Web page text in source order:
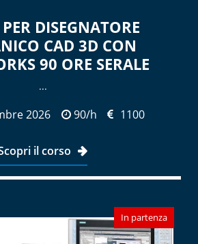
DISEGNATORE
CAD 3D CON
90 ORE SERALE
...
2026 90/h 1100
il corso
In partenza